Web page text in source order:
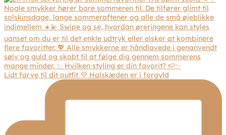
Lidt farve til dit outfit 💜 Halskæden er i forgyld